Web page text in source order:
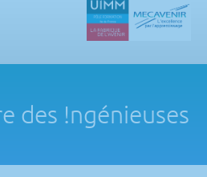
Mecavenir
des !ngénieuses